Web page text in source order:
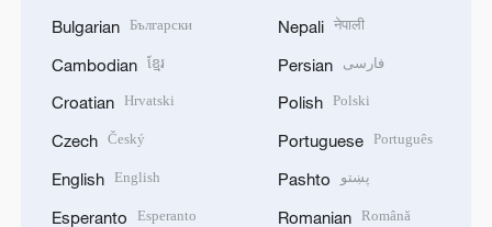
Bulgarian Български
Cambodian ខ្មែរ
Croatian Hrvatski
Czech Český
English English
Esperanto Esperanto
Nepali नेपाली
Persian فارسی
Polish Polski
Portuguese Português
Pashto پښتو
Romanian Română